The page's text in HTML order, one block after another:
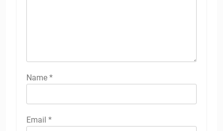
Name *
Email *